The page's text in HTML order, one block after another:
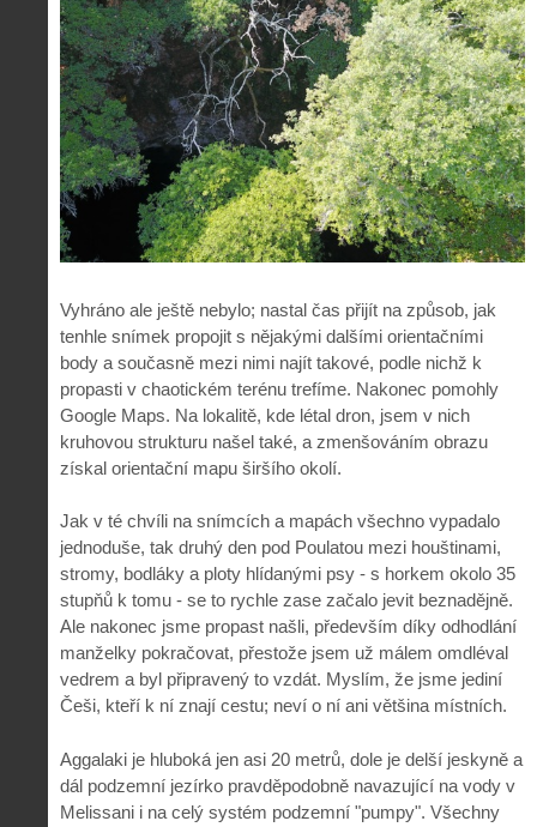
Vyhráno ale ještě nebylo; nastal čas přijít na způsob, jak
tenhle snímek propojit s nějakými dalšími orientačními
body a současně mezi nimi najít takové, podle nichž k
propasti v chaotickém terénu trefíme. Nakonec pomohly
Google Maps. Na lokalitě, kde létal dron, jsem v nich
kruhovou strukturu našel také, a zmenšováním obrazu
získal orientační mapu širšího okolí.
Jak v té chvíli na snímcích a mapách všechno vypadalo
jednoduše, tak druhý den pod Poulatou mezi houštinami,
stromy, bodláky a ploty hlídanými psy - s horkem okolo 35
stupňů k tomu - se to rychle zase začalo jevit beznadějně.
Ale nakonec jsme propast našli, především díky odhodlání
manželky pokračovat, přestože jsem už málem omdléval
vedrem a byl připravený to vzdát. Myslím, že jsme jediní
Češi, kteří k ní znají cestu; neví o ní ani většina místních.
Aggalaki je hluboká jen asi 20 metrů, dole je delší jeskyně a
dál podzemní jezírko pravděpodobně navazující na vody v
Melissani i na celý systém podzemní "pumpy". Všechny